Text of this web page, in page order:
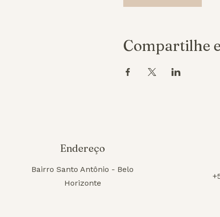
Compartilhe
Endereço
Bairro Santo Antônio - Belo
Horizonte